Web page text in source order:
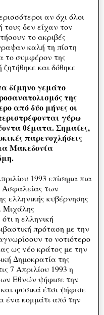
αν όχι όλοι
δεν είχαν τον
το ακριβές
καλή τη πίστη
το συμφέρον της
και δόθηκε
δίμηνο γεμάτο
της
από δύο μήνες οι
γύρω
θέματα. Σημαίες,
παρενοχλήσεις
Μακεδονία
1993 επίσημα πια
Ασφαλείας των
ελληνικής κυβέρνησης
Μιχάλης
η ελληνική
πρόταση με την
το νοτιότερο
ως νέο κράτος με την
Δημοκρατία της
7 Απριλίου 1993 η
Εθνών ψήφισε την
φυσικά έτσι ψήφισε
ένα κομμάτι από την